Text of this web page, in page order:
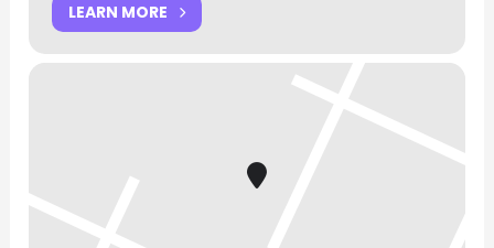
LEARN MORE